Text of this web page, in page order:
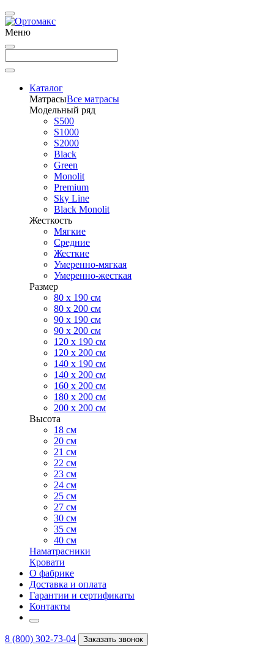
Меню
Каталог
МатрасыВсе матрасы
Модельный ряд
S500
S1000
S2000
Black
Green
Monolit
Premium
Sky Line
Black Monolit
Жесткость
Мягкие
Средние
Жесткие
Умеренно-мягкая
Умеренно-жесткая
Размер
80 х 190 см
80 х 200 см
90 х 190 см
90 х 200 см
120 х 190 см
120 х 200 см
140 х 190 см
140 х 200 см
160 х 200 см
180 х 200 см
200 х 200 см
Высота
18 см
20 см
21 см
22 см
23 см
24 см
25 см
27 см
30 см
35 см
40 см
Наматрасники
Кровати
О фабрике
Доставка и оплата
Гарантии и сертификаты
Контакты
8 (800) 302-73-04 Заказать звонок